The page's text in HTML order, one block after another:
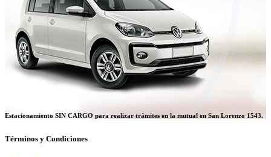
Estacionamiento SIN CARGO para realizar trámites en la mutual en San Lorenzo 1543.
Términos y Condiciones